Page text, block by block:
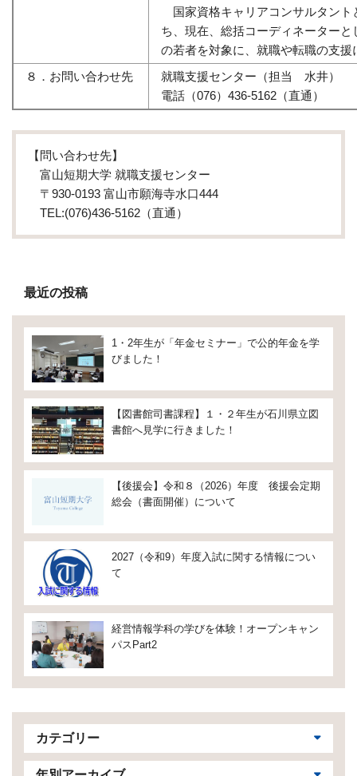
国家資格キャリアコンサルタント
ち、現在、総括コーディネーター
の若者を対象に、就職や転職の支援
８．お問い合わせ先
就職支援センター（担当 水井）
電話（076）436-5162（直通）
【問い合わせ先】
富山短期大学 就職支援センター
〒930-0193 富山市願海寺水口444
TEL:(076)436-5162（直通）
最近の投稿
1・2年生が「年金セミナー」で公的年金を学
びました！
【図書館司書課程】１・２年生が石川県立図
書館へ見学に行きました！
【後援会】令和８（2026）年度 後援会定期
総会（書面開催）について
2027（令和9）年度入試に関する情報につい
て
経営情報学科の学びを体験！オープンキャン
パスPart2
カテゴリー